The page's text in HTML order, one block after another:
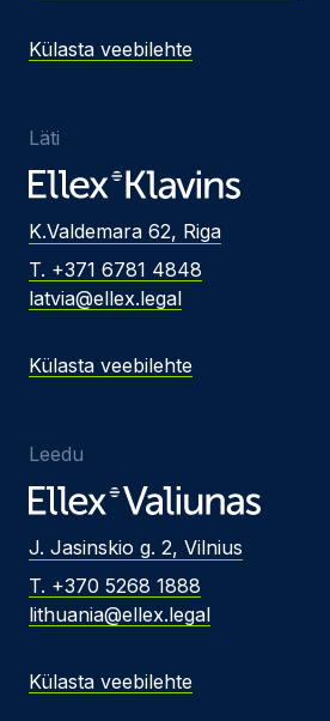
Külasta veebilehte
Läti
K.Valdemara 62, Riga
T. +371 6781 4848
latvia@ellex.legal
Külasta veebilehte
Leedu
J. Jasinskio g. 2, Vilnius
T. +370 5268 1888
lithuania@ellex.legal
Külasta veebilehte